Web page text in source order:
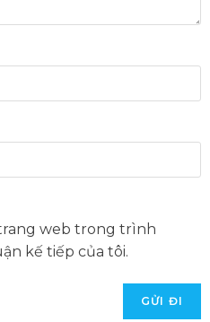
web trong trình
kế tiếp của tôi.